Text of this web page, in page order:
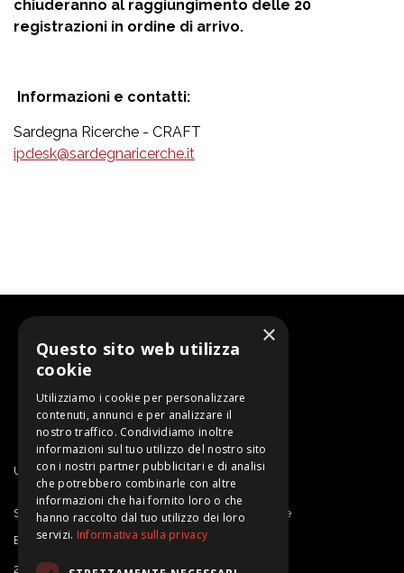
chiuderanno al raggiungimento delle 20
registrazioni in ordine di arrivo.
Informazioni e contatti:
Sardegna Ricerche - CRAFT
ipdesk@sardegnaricerche.it
Un progetto di SARDEGNA RICERCHE
Sardegna Ricerche | Sportello Proprietà Intellettuale
E-mail: ipdesk@sardegnaricerche.it
2025 Sardegna Ricerche
×
Questo sito web utilizza
cookie
Utilizziamo i cookie per personalizzare
contenuti, annunci e per analizzare il
nostro traffico. Condividiamo inoltre
informazioni sul tuo utilizzo del nostro sito
con i nostri partner pubblicitari e di analisi
che potrebbero combinarle con altre
informazioni che hai fornito loro o che
hanno raccolto dal tuo utilizzo dei loro
servizi. Informativa sulla privacy